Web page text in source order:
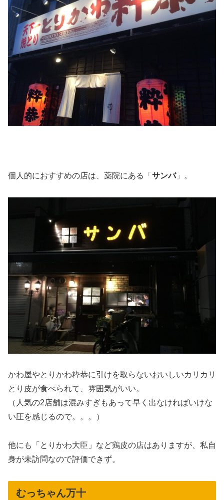
個人的におすすめの店は、薬院にある「 サンバ」。
かわ屋やとりかわ粋恭に引けを取らないおいしいカリカリ
とり皮が食べられて、雰囲気がいい。
（人気の2店舗は混みすぎもあって早く出なければいけな
い圧を感じるので。。。）
他にも「とりかわ大臣」など鶏皮の店はありますが、私自
身が未訪問なので評価できず。
むっちゃん万十